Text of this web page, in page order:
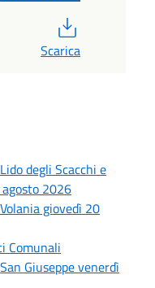
Scarica
degli Scacchi e
2026
giovedì 20
Comunali
Giuseppe venerdì